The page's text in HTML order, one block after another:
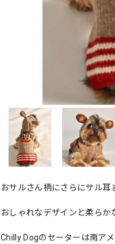
おサルさん柄にさらにサル
おしゃれなデザインと柔ら
Chilly Dogのセーターは南ア